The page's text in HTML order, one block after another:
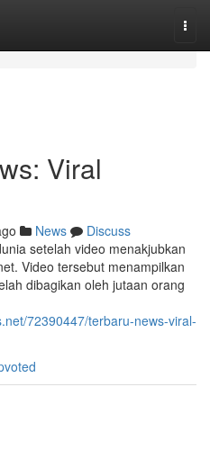
Viral
News
Discuss
setelah video menakjubkan
Video tersebut menampilkan
dibagikan oleh jutaan orang
72390447/terbaru-news-viral-